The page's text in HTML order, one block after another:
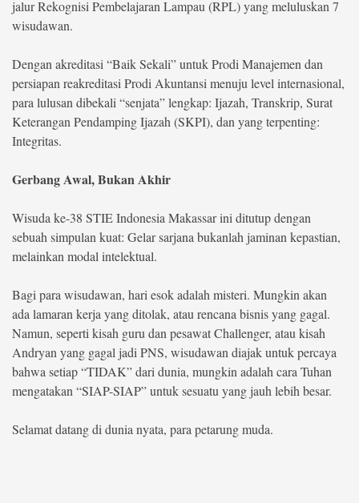
jalur Rekognisi Pembelajaran Lampau (RPL) yang meluluskan 7
wisudawan.
Dengan akreditasi “Baik Sekali” untuk Prodi Manajemen dan
persiapan reakreditasi Prodi Akuntansi menuju level internasional,
para lulusan dibekali “senjata” lengkap: Ijazah, Transkrip, Surat
Keterangan Pendamping Ijazah (SKPI), dan yang terpenting:
Integritas.
Gerbang Awal, Bukan Akhir
Wisuda ke-38 STIE Indonesia Makassar ini ditutup dengan
sebuah simpulan kuat: Gelar sarjana bukanlah jaminan kepastian,
melainkan modal intelektual.
Bagi para wisudawan, hari esok adalah misteri. Mungkin akan
ada lamaran kerja yang ditolak, atau rencana bisnis yang gagal.
Namun, seperti kisah guru dan pesawat Challenger, atau kisah
Andryan yang gagal jadi PNS, wisudawan diajak untuk percaya
bahwa setiap “TIDAK” dari dunia, mungkin adalah cara Tuhan
mengatakan “SIAP-SIAP” untuk sesuatu yang jauh lebih besar.
Selamat datang di dunia nyata, para petarung muda.